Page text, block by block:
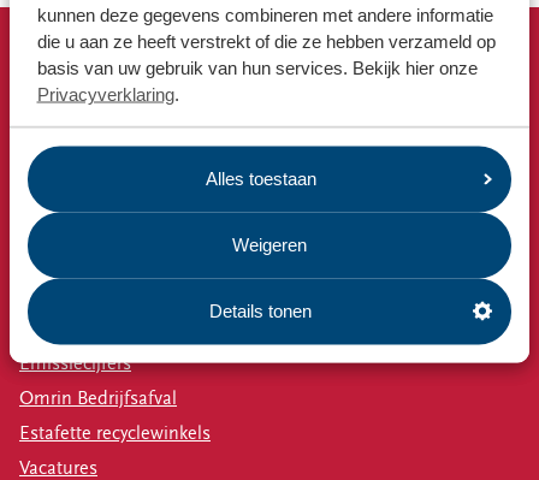
kunnen deze gegevens combineren met andere informatie
die u aan ze heeft verstrekt of die ze hebben verzameld op
basis van uw gebruik van hun services. Bekijk hier onze
Privacyverklaring.
Alles toestaan
Weigeren
Details tonen
Snel naar
Afvalkalender
Omrin Afvalapp
Milieustraat
Afspraak milieustraat
Afval aanmelden
Bekijk ook
Nieuws
Emissiecijfers
Omrin Bedrijfsafval
Estafette recyclewinkels
Vacatures